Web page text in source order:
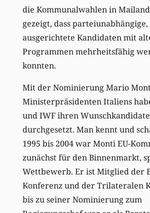
die Kommunalwahlen in
gezeigt, dass
ausgerichtete Kandidaten mit
Programmen mehrheitsfähig
konnten.
Mit der Nominierung Mario
Ministerpräsidenten Italiens
und IWF ihren
durchgesetzt. Man kennt und
1995 bis 2004 war Monti EU-
zunächst für den Binnenmarkt,
Wettbewerb. Er ist Mitglied der
Konferenz und der Trilateralen
bis zu seiner Nominierung zum